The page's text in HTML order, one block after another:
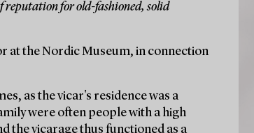
reputation for old-fashioned, solid
at the Nordic Museum, in connection
as the vicar's residence was a
were often people with a high
the vicarage thus functioned as a